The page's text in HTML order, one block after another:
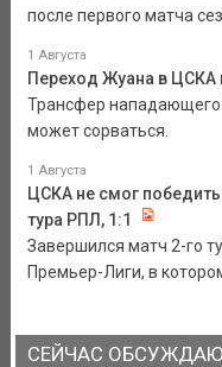
после первого матча
1 Августа
Переход Жуана в ЦСКА
Трансфер нападающего
может сорваться.
1 Августа
ЦСКА не смог
тура РПЛ, 1:1
Завершился матч 2-го
Премьер-Лиги, в котором
СЕЙЧАС